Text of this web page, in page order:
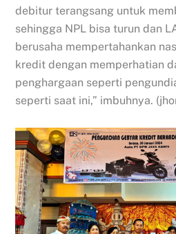
debitur terangsang untuk
sehingga NPL bisa turun dan
berusaha mempertahankan
kredit dengan memperhatian
penghargaan seperti
seperti saat ini,” imbuhnya.